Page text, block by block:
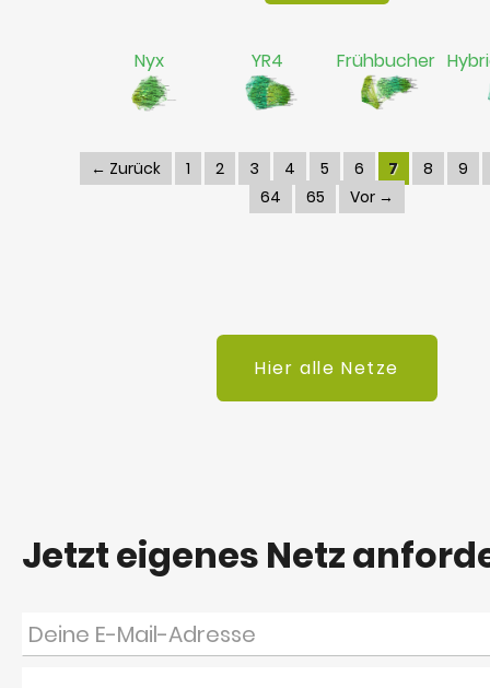
Nyx YR4 Frühbucher
← Zurück 1 2 3 4 5 6 7 8
9
64
65 Vor →
Hier alle Netze
Jetzt eigenes Netz